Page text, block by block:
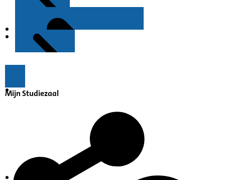
Kenmerken
Inleiding
Inventaris
Mijn Studiezaal